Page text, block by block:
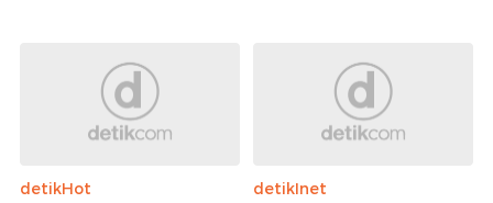
detikHot
detikInet